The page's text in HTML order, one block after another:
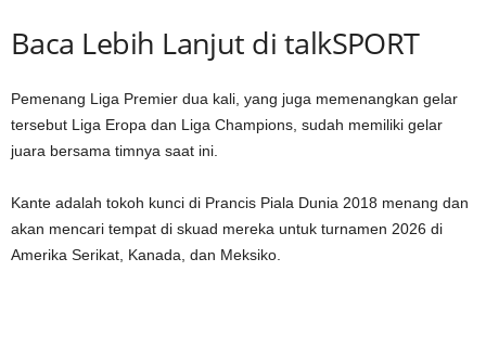
Baca Lebih Lanjut di talkSPORT
Pemenang Liga Premier dua kali, yang juga memenangkan gelar
tersebut Liga Eropa dan Liga Champions, sudah memiliki gelar
juara bersama timnya saat ini.
Kante adalah tokoh kunci di Prancis Piala Dunia 2018 menang dan
akan mencari tempat di skuad mereka untuk turnamen 2026 di
Amerika Serikat, Kanada, dan Meksiko.